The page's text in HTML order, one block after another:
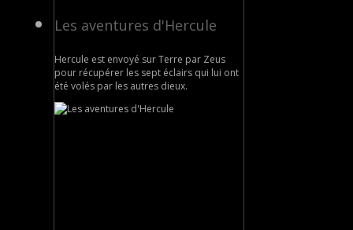
Les aventures d'Hercule
Hercule est envoyé sur Terre par Zeus
pour récupérer les sept éclairs qui lui ont
été volés par les autres dieux.